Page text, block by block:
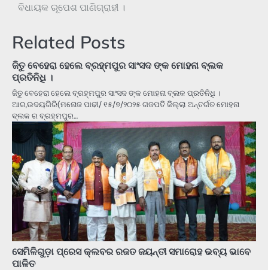
ବିଧାୟକ ରୂପେଶ ପାଣିଗ୍ରାହୀ ।
Related Posts
ଜିତୁ ବେହେରା ହେଲେ ବ୍ରହ୍ମପୁର ସାଂସଦ ଙ୍କ ମୋହନା ବ୍ଲକ
ପ୍ରତିନିଧି ।
ଜିତୁ ବେହେରା ହେଲେ ବ୍ରହ୍ମପୁର ସାଂସଦ ଙ୍କ ମୋହନା ବ୍ଲକ ପ୍ରତିନିଧି ।
ଆର,ଉଦୟଗିରି(ମନୋଜ ପାଢୀ/ ୧୫/୭/୨୦୨୫ ଗଜପତି ଜିଲ୍ଲା ଅନ୍ତର୍ଗତ ମୋହନା
ବ୍ଲକ ର ବ୍ରହ୍ମପୁର…
ସେମିଳିଗୁଡ଼ା ପ୍ରେସ କ୍ଲବର ରଜତ ଜୟନ୍ତୀ ସମାରୋହ ଭବ୍ୟ ଭାବେ
ପାଳିତ